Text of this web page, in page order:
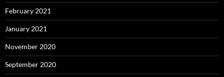
February 2021
January 2021
November 2020
September 2020